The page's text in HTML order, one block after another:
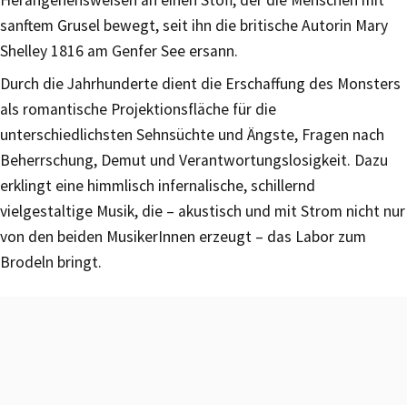
sanftem Grusel bewegt, seit ihn die britische Autorin Mary
Shelley 1816 am Genfer See ersann.
Durch die Jahrhunderte dient die Erschaffung des Monsters
als romantische Projektionsfläche für die
unterschiedlichsten Sehnsüchte und Ängste, Fragen nach
Beherrschung, Demut und Verantwortungslosigkeit. Dazu
erklingt eine himmlisch infernalische, schillernd
vielgestaltige Musik, die – akustisch und mit Strom nicht nur
von den beiden MusikerInnen erzeugt – das Labor zum
Brodeln bringt.